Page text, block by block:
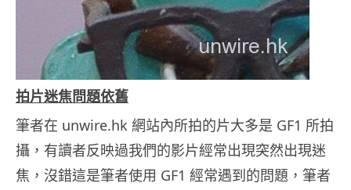
拍片迷焦問題依舊
筆者在 unwire.hk 網站內所拍的片大多是 GF1 所拍
攝，有讀者反映過我們的影片經常出現突然出現迷
焦，沒錯這是筆者使用 GF1 經常遇到的問題，筆者